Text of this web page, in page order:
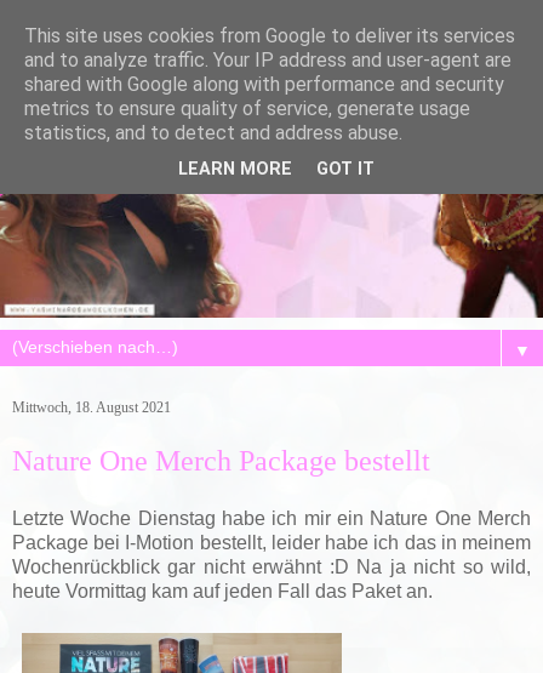
▼
Mittwoch, 18. August 2021
Nature One Merch Package bestellt
Letzte Woche Dienstag habe ich mir ein Nature One Merch
Package bei I-Motion bestellt, leider habe ich das in meinem
Wochenrückblick gar nicht erwähnt :D Na ja nicht so wild,
heute Vormittag kam auf jeden Fall das Paket an.
This site uses cookies from Google to deliver its services
and to analyze traffic. Your IP address and user-agent are
shared with Google along with performance and security
metrics to ensure quality of service, generate usage
statistics, and to detect and address abuse.
LEARN MORE GOT IT